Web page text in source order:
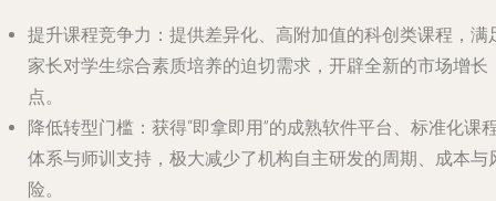
提升课程竞争力 ：提供差异化、高附加值的科创类课程，满
家长对学生综合素质培养的迫切需求，开辟全新的市场增长
点。
降低转型门槛 ：获得“即拿即用”的成熟软件平台、标准化课
体系与师训支持，极大减少了机构自主研发的周期、成本与
险。